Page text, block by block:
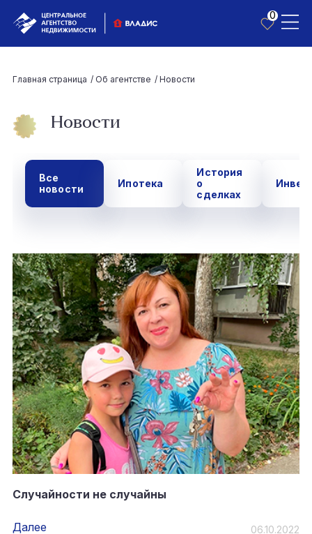
0
Главная страница / Об агентстве / Новости
Новости
Все
новости
Ипотека
История
о
сделках
Случайности не случайны
Далее 06.10.2022